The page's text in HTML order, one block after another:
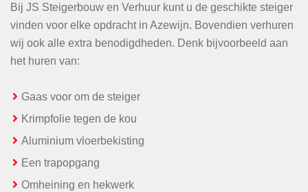
Bij JS Steigerbouw en Verhuur kunt u de geschikte steiger
vinden voor elke opdracht in Azewijn. Bovendien verhuren
wij ook alle extra benodigdheden. Denk bijvoorbeeld aan
het huren van:
Gaas voor om de steiger
Krimpfolie tegen de kou
Aluminium vloerbekisting
Een trapopgang
Omheining en hekwerk